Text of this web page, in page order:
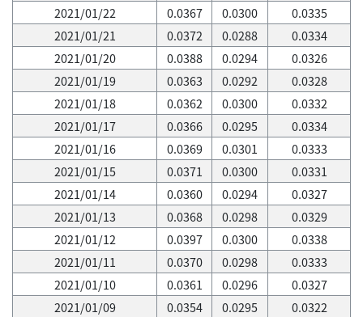
2021/01/22
0.0367 0.0300
0.0335
2021/01/21
0.0372 0.0288
0.0334
2021/01/20
0.0388 0.0294
0.0326
2021/01/19
0.0363 0.0292
0.0328
2021/01/18
0.0362 0.0300
0.0332
2021/01/17
0.0366 0.0295
0.0334
2021/01/16
0.0369 0.0301
0.0333
2021/01/15
0.0371 0.0300
0.0331
2021/01/14
0.0360 0.0294
0.0327
2021/01/13
0.0368 0.0298
0.0329
2021/01/12
0.0397 0.0300
0.0338
2021/01/11
0.0370 0.0298
0.0333
2021/01/10
0.0361 0.0296
0.0327
2021/01/09
0.0354 0.0295
0.0322